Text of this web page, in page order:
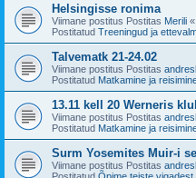
Helsingisse ronima
Viimane postitus Postitas Merili «
Postitatud Treeningud ja
Talvematk 21-24.02
Viimane postitus Postitas
Postitatud Matkamine ja
13.11 kell 20 Werneris
Viimane postitus Postitas
Postitatud Matkamine ja
Surm Yosemites Muir-i
Viimane postitus Postitas
Postitatud Õpime teiste vigadest